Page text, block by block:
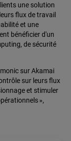
une solution
flux de travail
et une
bénéficier d'un
de sécurité
sur Akamai
sur leurs flux
et stimuler
»,